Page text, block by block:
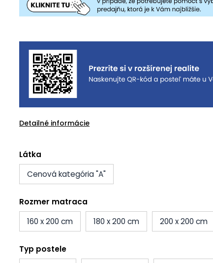
Detailné informácie
Látka
Cenová kategória "A"
Rozmer matraca
160 x 200 cm
180 x 200 cm 200 x 200 cm
Typ postele